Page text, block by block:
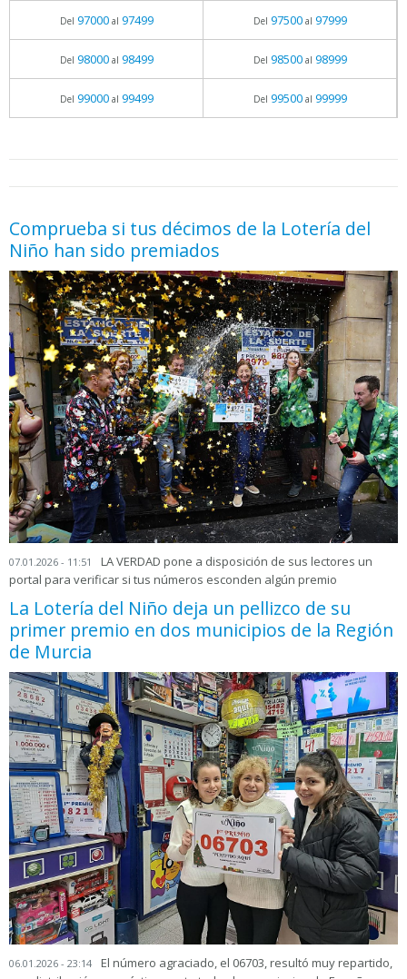
Del 97000al 97499 Del 97500al 97999
Del 98000al 98499 Del 98500al 98999
Del 99000al 99499 Del 99500al 99999
Comprueba si tus décimos de la Lotería del
Niño han sido premiados
07.01.2026 - 11:51
LA VERDAD pone a disposición de sus lectores un
portal para verificar si tus números esconden algún premio
La Lotería del Niño deja un pellizco de su
primer premio en dos municipios de la Región
de Murcia
06.01.2026 - 23:14
El número agraciado, el 06703, resultó muy repartido,